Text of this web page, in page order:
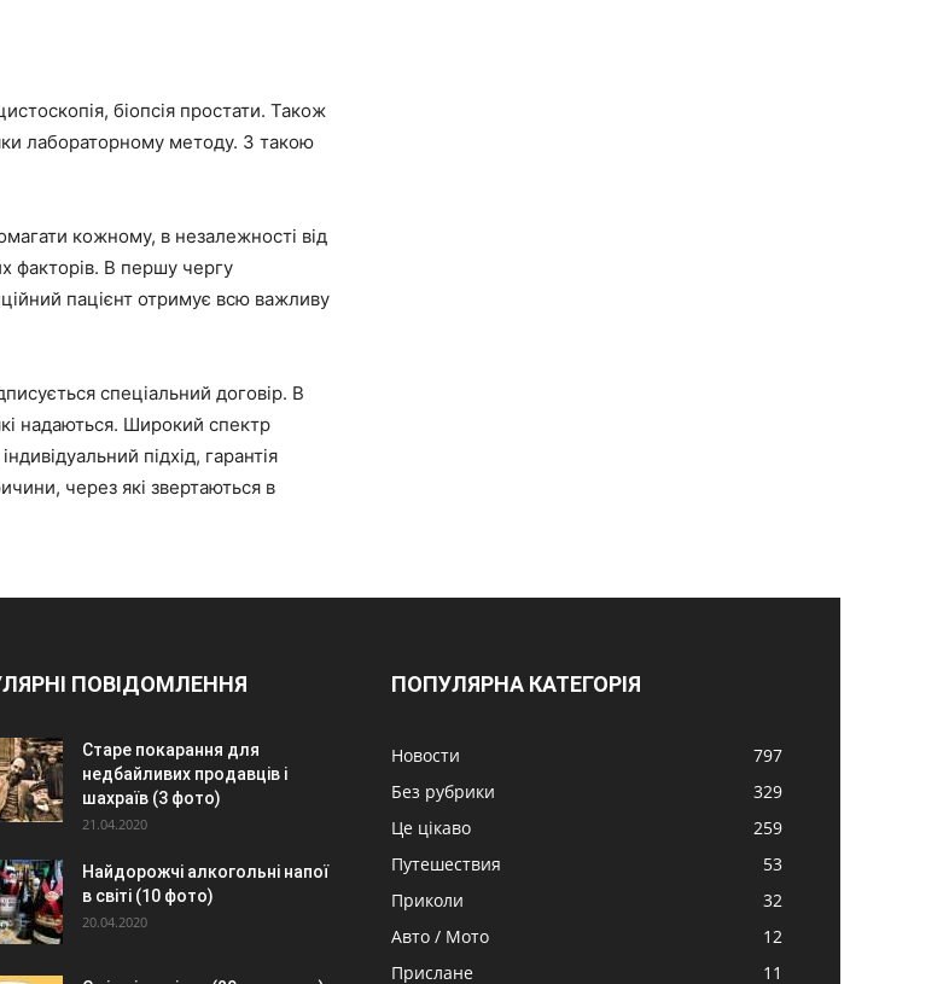
біопсія простати. Також
лабораторному методу. З такою
кожному, в незалежності від
факторів. В першу чергу
пацієнт отримує всю важливу
спеціальний договір. В
надаються. Широкий спектр
підхід, гарантія
через які звертаються в
ПОВІДОМЛЕННЯ
Старе покарання для
недбайливих продавців і
шахраїв (3 фото)
21.04.2020
Найдорожчі алкогольні напої
в світі (10 фото)
20.04.2020
ПОПУЛЯРНА КАТЕГОРІЯ
Новости
797
Без рубрики
329
Це цікаво
259
Путешествия
53
Приколи
32
Авто / Мото
12
Прислане
11